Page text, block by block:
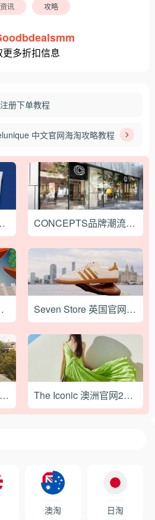
讯 攻略
更多折扣信息
册下单教程
中文官网海淘攻略教程
最新海淘攻略 CONCEPTS品牌潮流名所中国区线下Pop-Up 限定商店落户深圳
攻略教程 Seven Store 英国官网最新海淘攻略教程
UGG 美国官网2021最新海淘攻略 The Iconic 澳洲官网2023最新海淘下单教程
澳淘 日淘